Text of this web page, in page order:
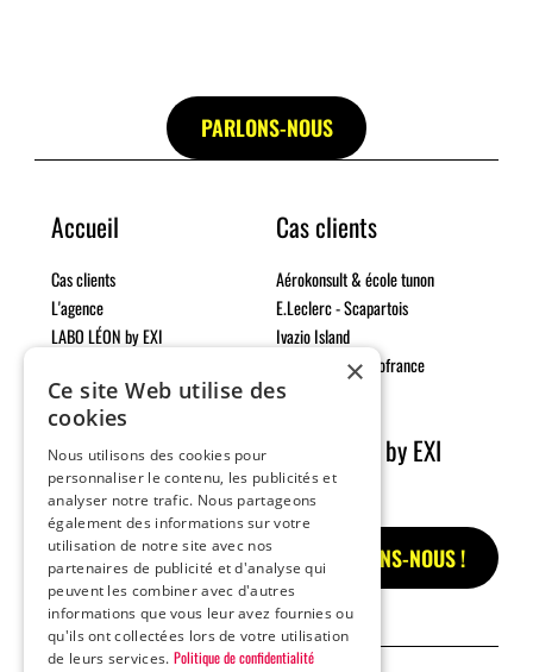
PARLONS-NOUS !
PARLONS-NOUS
Accueil
Cas clients
L'agence
LABO LÉON by EXI
Actus du moment
Cas clients
Aérokonsult & école tunon
E.Leclerc - Scapartois
Ivazio Island
exterrA par Domofrance
L’agence
Notre vision
Chiffres clés
Notre équipe
Nous contacter
LABO LÉON by EXI
×
Ce site Web utilise des
cookies
Nous utilisons des cookies pour
personnaliser le contenu, les publicités et
analyser notre trafic. Nous partageons
également des informations sur votre
utilisation de notre site avec nos
partenaires de publicité et d'analyse qui
peuvent les combiner avec d'autres
informations que vous leur avez fournies ou
qu'ils ont collectées lors de votre utilisation
de leurs services. Politique de confidentialité